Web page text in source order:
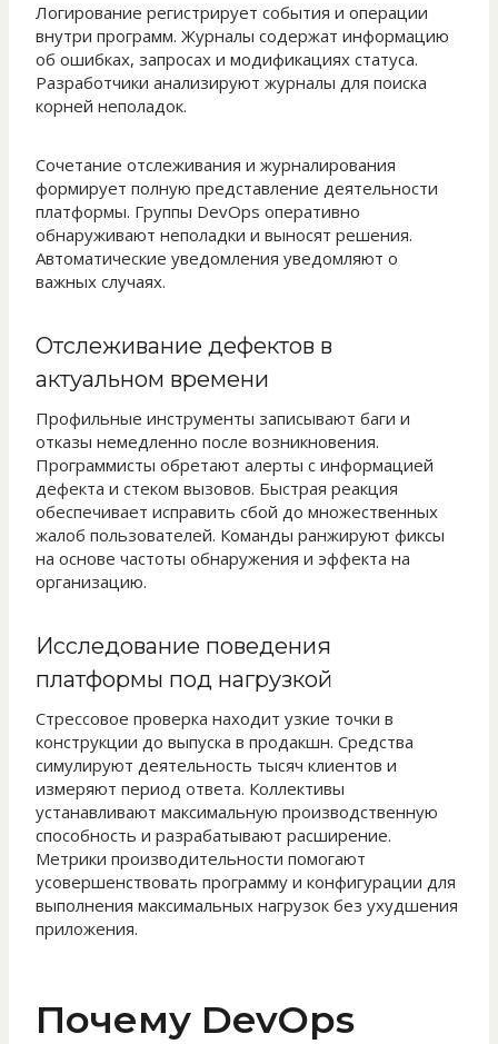
Логирование регистрирует события и операции
внутри программ. Журналы содержат информацию
об ошибках, запросах и модификациях статуса.
Разработчики анализируют журналы для поиска
корней неполадок.
Сочетание отслеживания и журналирования
формирует полную представление деятельности
платформы. Группы DevOps оперативно
обнаруживают неполадки и выносят решения.
Автоматические уведомления уведомляют о
важных случаях.
Отслеживание дефектов в
актуальном времени
Профильные инструменты записывают баги и
отказы немедленно после возникновения.
Программисты обретают алерты с информацией
дефекта и стеком вызовов. Быстрая реакция
обеспечивает исправить сбой до множественных
жалоб пользователей. Команды ранжируют фиксы
на основе частоты обнаружения и эффекта на
организацию.
Исследование поведения
платформы под нагрузкой
Стрессовое проверка находит узкие точки в
конструкции до выпуска в продакшн. Средства
симулируют деятельность тысяч клиентов и
измеряют период ответа. Коллективы
устанавливают максимальную производственную
способность и разрабатывают расширение.
Метрики производительности помогают
усовершенствовать программу и конфигурации для
выполнения максимальных нагрузок без ухудшения
приложения.
Почему DevOps